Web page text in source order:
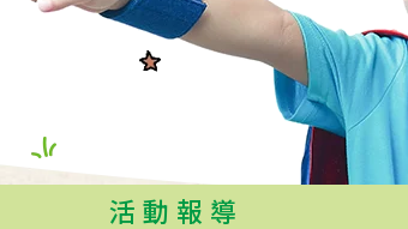
活動報導